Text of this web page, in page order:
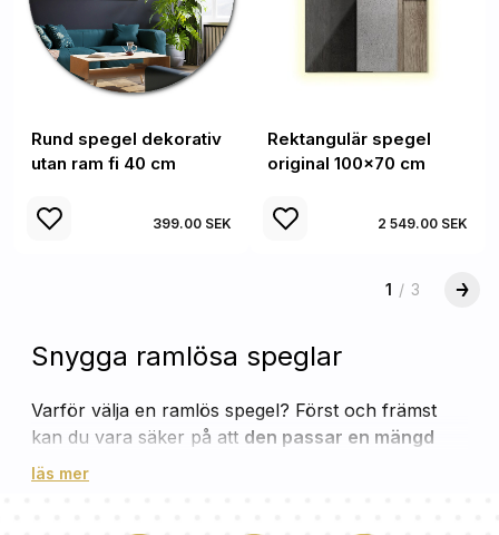
Rund spegel dekorativ
utan ram fi 40 cm
399.00 SEK
Rektangulär spegel
original 100x70 cm
2 549.00 SEK
1 / 3
Snygga ramlösa speglar
Varför välja en ramlös spegel? Först och främst
kan du vara säker på att den passar en mängd
olika interiörer
läs mer